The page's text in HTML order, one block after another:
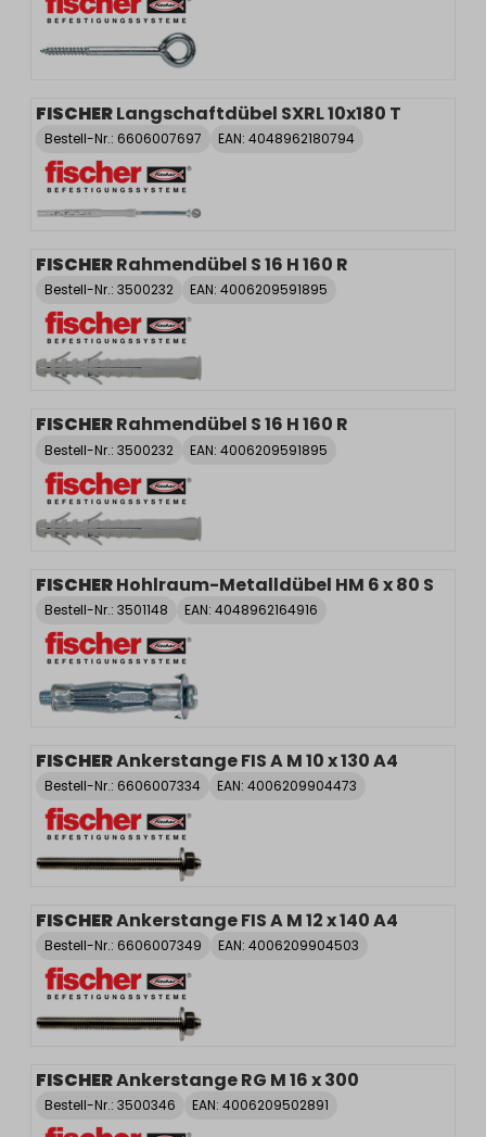
FISCHERLangschaftdübel SXRL 10x180 T
Bestell-Nr.: 6606007697 EAN: 4048962180794
FISCHERRahmendübel S 16 H 160 R
Bestell-Nr.: 3500232 EAN: 4006209591895
FISCHERRahmendübel S 16 H 160 R
Bestell-Nr.: 3500232 EAN: 4006209591895
FISCHERHohlraum-Metalldübel HM 6 x 80 S
Bestell-Nr.: 3501148 EAN: 4048962164916
FISCHERAnkerstange FIS A M 10 x 130 A4
Bestell-Nr.: 6606007334 EAN: 4006209904473
FISCHERAnkerstange FIS A M 12 x 140 A4
Bestell-Nr.: 6606007349 EAN: 4006209904503
FISCHERAnkerstange RG M 16 x 300
Bestell-Nr.: 3500346 EAN: 4006209502891